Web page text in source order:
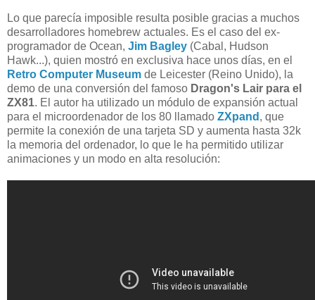
Lo que parecía imposible resulta posible gracias a muchos
desarrolladores homebrew actuales. Es el caso del ex-
programador de Ocean, Jim Bagley (Cabal, Hudson
Hawk...), quien mostró en exclusiva hace unos días, en el
Retro Computer Museum de Leicester (Reino Unido), la
demo de una conversión del famoso Dragon's Lair para el
ZX81. El autor ha utilizado un módulo de expansión actual
para el microordenador de los 80 llamado ZXpand , que
permite la conexión de una tarjeta SD y aumenta hasta 32k
la memoria del ordenador, lo que le ha permitido utilizar
animaciones y un modo en alta resolución: